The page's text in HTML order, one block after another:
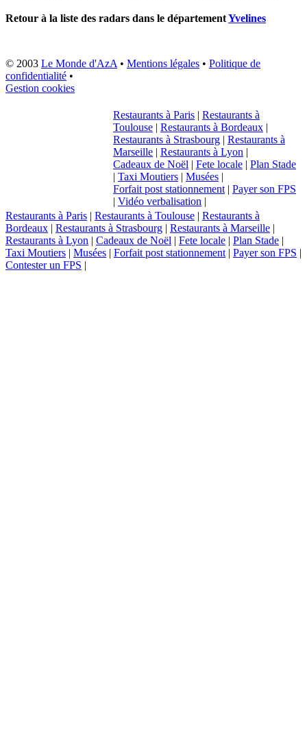
Retour à la liste des radars dans le départementYvelines
© 2003 Le Monde d'AzA • Mentions légales • Politique de
confidentialité •
Gestion cookies
Restaurants à Paris | Restaurants à
Toulouse | Restaurants à Bordeaux |
Restaurants à Strasbourg | Restaurants à
Marseille | Restaurants à Lyon |
Cadeaux de Noël | Fete locale | Plan Stade
| Taxi Moutiers | Musées |
Forfait post stationnement | Payer son FPS
| Vidéo verbalisation |
Restaurants à Paris | Restaurants à Toulouse | Restaurants à
Bordeaux | Restaurants à Strasbourg | Restaurants à Marseille |
Restaurants à Lyon | Cadeaux de Noël | Fete locale | Plan Stade |
Taxi Moutiers | Musées | Forfait post stationnement | Payer son FPS |
Contester un FPS |